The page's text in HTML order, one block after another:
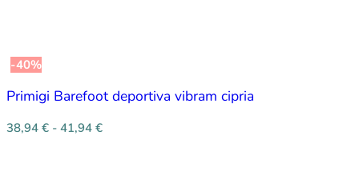
-40%
Primigi Barefoot deportiva vibram cipria
38,94 € - 41,94 €